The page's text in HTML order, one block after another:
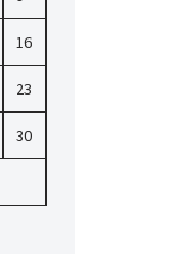
16
23
30